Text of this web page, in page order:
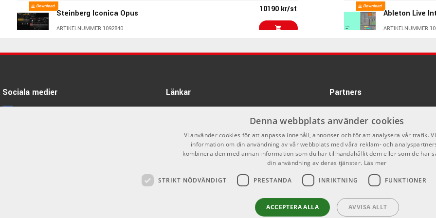
Steinberg Iconica Opus
ARTIKELNUMMER 1092840
10190 kr/st
Sonnox Essential Native 7981 kr/st
4624 kr/st
6690 kr/st
Ableton Live
ARTIKELNUMMER
Klevgrand
FL Studio
Download
ARTIKELNUMMER
Spectrasonics
ARTIKELNUMMER
Sociala medier Länkar
Köpvillkor
Varumärken
Partners
Denna webbplats använder cookies
Vi använder cookies för att anpassa innehåll, annonser och för att analysera vår trafik.
information om din användning av vår webbplats med våra reklam- och
kombinera den med annan information som du har tillhandahållit dem eller som de har
din användning av deras tjänster. Läs mer
STRIKT NÖDVÄNDIGT PRESTANDA INRIKTNING FUNKTIONER
ACCEPTERA ALLA AVVISA ALLT